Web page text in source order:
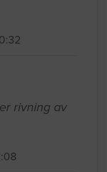
rivning av